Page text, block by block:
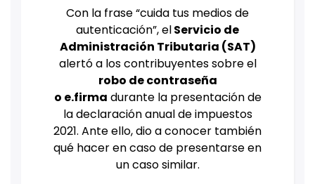
Con la frase “cuida tus medios de
autenticación”, elServicio de
Administración Tributaria (SAT)
alertó a los contribuyentes sobre el
robo de contraseña
o e.firma durante la presentación de
la declaración anual de impuestos
2021. Ante ello, dio a conocer también
qué hacer en caso de presentarse en
un caso similar.